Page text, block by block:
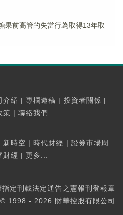
果前高管的失當行為取得13年取
介紹 | 專欄邀稿 | 投資者關係 |
策 | 聯絡我們
新時空 | 時代財經 | 證券市場周
財經 | 更多...
指定刊載法定通告之憲報刊登報章
1998 - 2026 財華控股有限公司